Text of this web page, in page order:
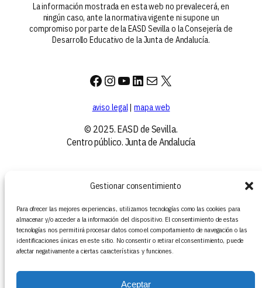
Gestionar consentimiento
Para ofrecer las mejores experiencias, utilizamos tecnologías como las cookies para
almacenar y/o acceder a la información del dispositivo. El consentimiento de estas
tecnologías nos permitirá procesar datos como el comportamiento de navegación o las
identificaciones únicas en este sitio. No consentir o retirar el consentimiento, puede
afectar negativamente a ciertas características y funciones.
Aceptar
La información mostrada en esta web no prevalecerá, en
ningún caso, ante la normativa vigente ni supone un
compromiso por parte de la EASD Sevilla o la Consejería de
Desarrollo Educativo de la Junta de Andalucía.
Facebook
Instagram
YouTube
LinkedIn
Correo electrónico
X
aviso legal|mapa web
© 2025. EASD de Sevilla.
Centro público. Junta de Andalucía